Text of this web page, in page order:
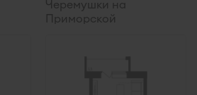
Черемушки на
Приморской